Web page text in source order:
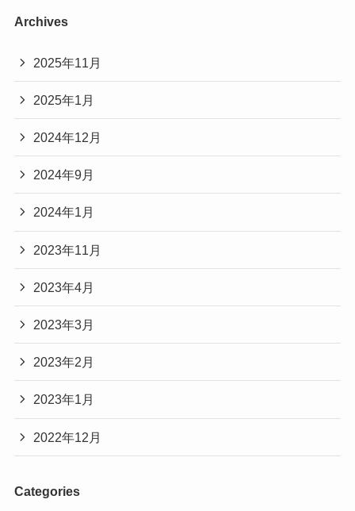
Archives
2025年11月
2025年1月
2024年12月
2024年9月
2024年1月
2023年11月
2023年4月
2023年3月
2023年2月
2023年1月
2022年12月
Categories